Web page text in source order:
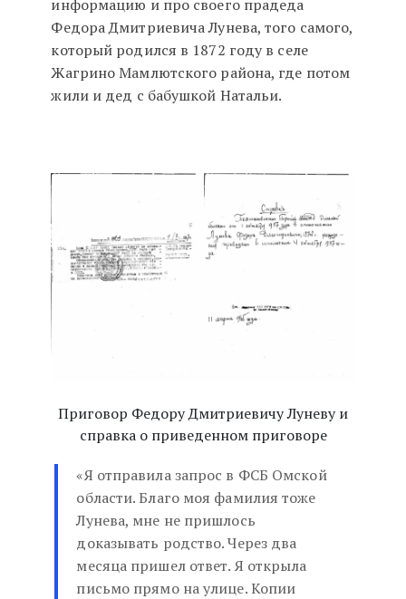
информацию и про своего прадеда
Федора Дмитриевича Лунева, того самого,
который родился в 1872 году в селе
Жагрино Мамлютского района, где потом
жили и дед с бабушкой Натальи.
Приговор Федору Дмитриевичу Луневу и
справка о приведенном приговоре
«Я отправила запрос в ФСБ Омской
области. Благо моя фамилия тоже
Лунева, мне не пришлось
доказывать родство. Через два
месяца пришел ответ. Я открыла
письмо прямо на улице. Копии